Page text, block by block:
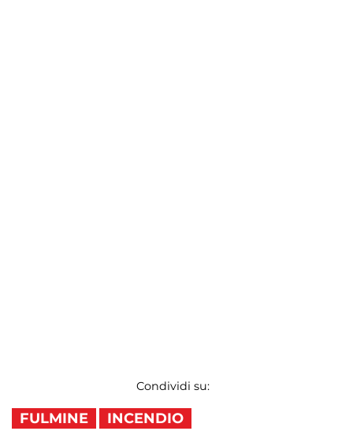
Condividi su:
FULMINE
INCENDIO